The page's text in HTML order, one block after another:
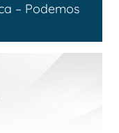
– Podemos